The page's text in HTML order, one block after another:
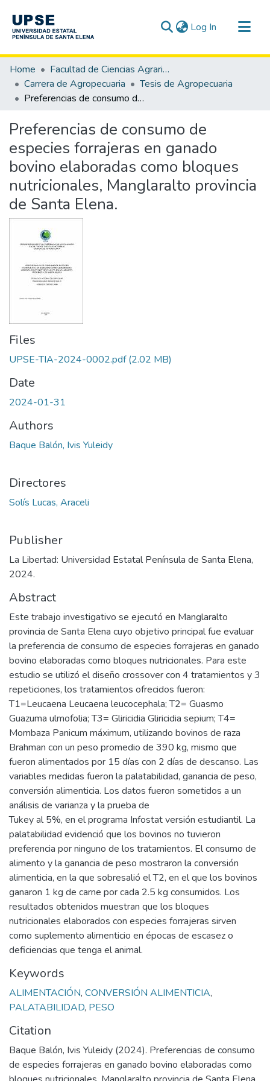
Log In (current)
Communities & Collections
All of DSpace
Statistics
Home
Facultad de Ciencias Agrarias
Carrera de Agropecuaria
Tesis de Agropecuaria
Preferencias de consumo de especies forrajeras en ganado bovino elaboradas como bloques nutricionales, Manglaralto provincia de Santa Elena.
Preferencias de consumo de
especies forrajeras en ganado
bovino elaboradas como bloques
nutricionales, Manglaralto provincia
de Santa Elena.
Files
UPSE-TIA-2024-0002.pdf(2.02 MB)
Date
2024-01-31
Authors
Baque Balón, Ivis Yuleidy
Directores
Solís Lucas, Araceli
Publisher
La Libertad: Universidad Estatal Península de Santa Elena,
2024.
Abstract
Este trabajo investigativo se ejecutó en Manglaralto
provincia de Santa Elena cuyo objetivo principal fue evaluar
la preferencia de consumo de especies forrajeras en ganado
bovino elaboradas como bloques nutricionales. Para este
estudio se utilizó el diseño crossover con 4 tratamientos y 3
repeticiones, los tratamientos ofrecidos fueron:
T1=Leucaena Leucaena leucocephala; T2= Guasmo
Guazuma ulmofolia; T3= Gliricidia Gliricidia sepium; T4=
Mombaza Panicum máximum, utilizando bovinos de raza
Brahman con un peso promedio de 390 kg, mismo que
fueron alimentados por 15 días con 2 días de descanso. Las
variables medidas fueron la palatabilidad, ganancia de peso,
conversión alimenticia. Los datos fueron sometidos a un
análisis de varianza y la prueba de
Tukey al 5%, en el programa Infostat versión estudiantil. La
palatabilidad evidenció que los bovinos no tuvieron
preferencia por ninguno de los tratamientos. El consumo de
alimento y la ganancia de peso mostraron la conversión
alimenticia, en la que sobresalió el T2, en el que los bovinos
ganaron 1 kg de carne por cada 2.5 kg consumidos. Los
resultados obtenidos muestran que los bloques
nutricionales elaborados con especies forrajeras sirven
como suplemento alimenticio en épocas de escasez o
deficiencias que tenga el animal.
Keywords
ALIMENTACIÓN, CONVERSIÓN ALIMENTICIA,
PALATABILIDAD, PESO
Citation
Baque Balón, Ivis Yuleidy (2024). Preferencias de consumo
de especies forrajeras en ganado bovino elaboradas como